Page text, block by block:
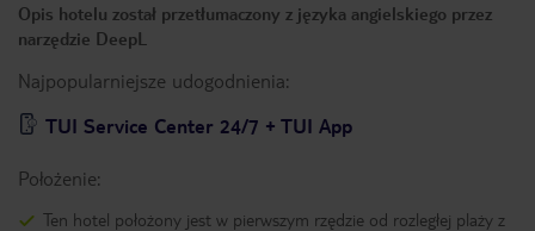
Opis hotelu został przetłumaczony z języka angielskiego przez
narzędzie DeepL
Najpopularniejsze udogodnienia:
TUI Service Center 24/7 + TUI App
Położenie:
Ten hotel położony jest w pierwszym rzędzie od rozległej plaży z